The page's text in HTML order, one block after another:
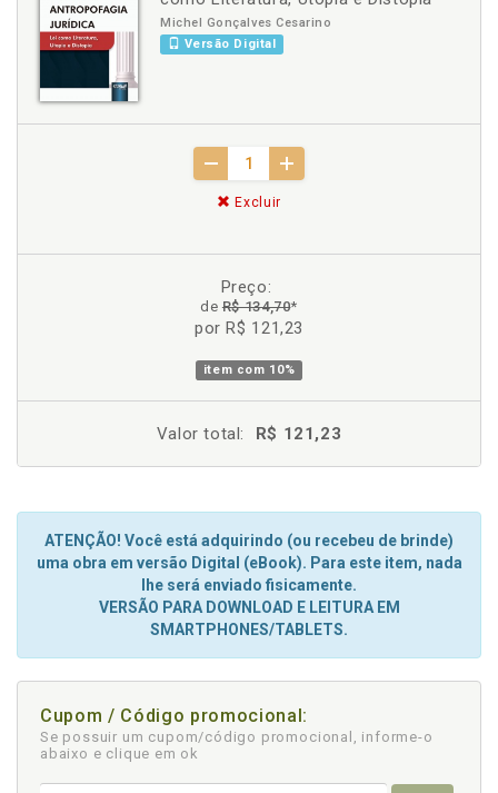
Michel Gonçalves Cesarino
Versão Digital
Excluir
Preço:
deR$ 134,70*
por R$ 121,23
item com 10%
Valor total: R$ 121,23
ATENÇÃO! Você está adquirindo (ou recebeu de brinde)
uma obra em versão Digital (eBook). Para este item, nada
lhe será enviado fisicamente.
VERSÃO PARA DOWNLOAD E LEITURA EM
SMARTPHONES/TABLETS.
Cupom / Código promocional:
Se possuir um cupom/código promocional, informe-o
abaixo e clique em ok